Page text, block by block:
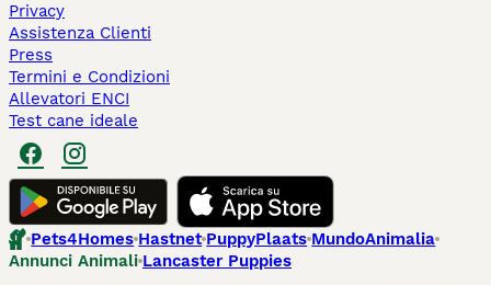
Privacy
Assistenza Clienti
Press
Termini e Condizioni
Allevatori ENCI
Test cane ideale
Pets4Homes Hastnet PuppyPlaats MundoAnimalia
Annunci Animali Lancaster Puppies